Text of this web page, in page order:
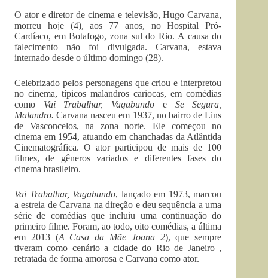
O ator e diretor de cinema e televisão, Hugo Carvana,
morreu hoje (4), aos 77 anos, no Hospital Pró-
Cardíaco, em Botafogo, zona sul do Rio. A causa do
falecimento não foi divulgada. Carvana, estava
internado desde o último domingo (28).
Celebrizado pelos personagens que criou e interpretou
no cinema, típicos malandros cariocas, em comédias
como Vai Trabalhar, Vagabundo eSe Segura,
Malandro. Carvana nasceu em 1937, no bairro de Lins
de Vasconcelos, na zona norte. Ele começou no
cinema em 1954, atuando em chanchadas da Atlântida
Cinematográfica. O ator participou de mais de 100
filmes, de gêneros variados e diferentes fases do
cinema brasileiro.
Vai Trabalhar, Vagabundo, lançado em 1973, marcou
a estreia de Carvana na direção e deu sequência a uma
série de comédias que incluiu uma continuação do
primeiro filme. Foram, ao todo, oito comédias, a última
em 2013 (A Casa da Mãe Joana 2), que sempre
tiveram como cenário a cidade do Rio de Janeiro ,
retratada de forma amorosa e Carvana como ator.